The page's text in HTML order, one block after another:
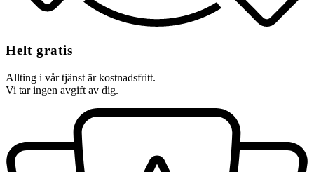
Helt gratis
Allting i vår tjänst är kostnadsfritt.
Vi tar ingen avgift av dig.